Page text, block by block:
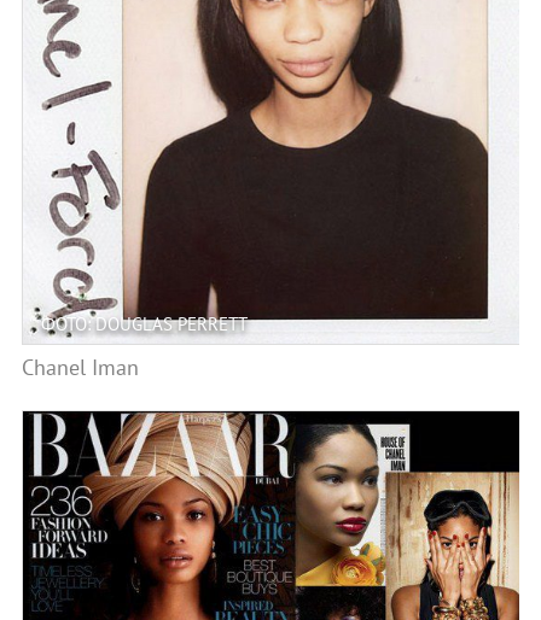
ФОТО: DOUGLAS PERRETT
Chanel Iman